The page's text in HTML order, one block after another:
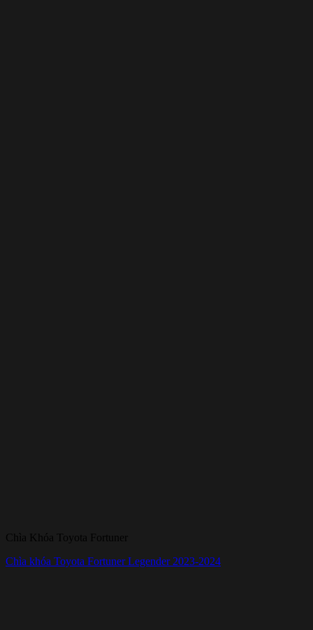
Chìa Khóa Toyota Fortuner
Chìa khóa Toyota Fortuner Legender 2023-2024